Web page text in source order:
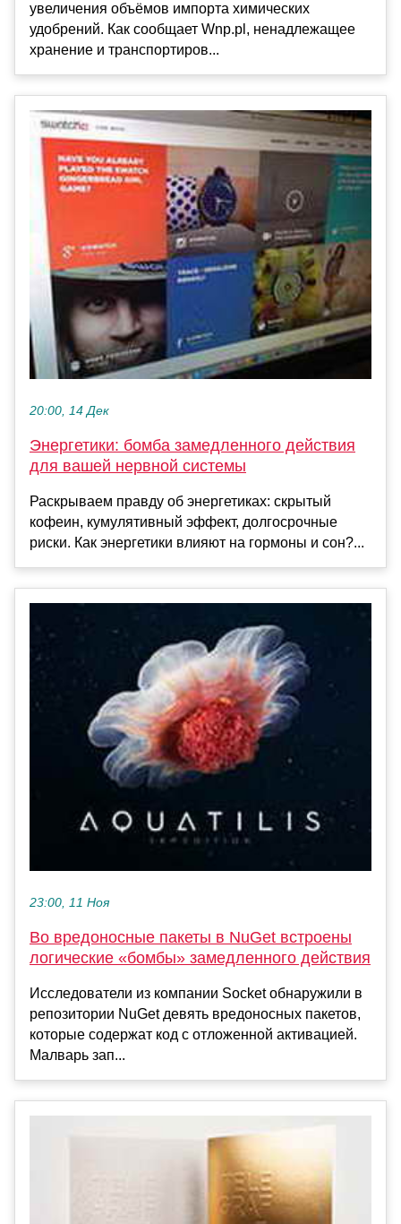
увеличения объёмов импорта химических
удобрений. Как сообщает Wnp.pl, ненадлежащее
хранение и транспортиров...
20:00, 14 Дек
Энергетики: бомба замедленного действия
для вашей нервной системы
Раскрываем правду об энергетиках: скрытый
кофеин, кумулятивный эффект, долгосрочные
риски. Как энергетики влияют на гормоны и сон?...
23:00, 11 Ноя
Во вредоносные пакеты в NuGet встроены
логические «бомбы» замедленного действия
Исследователи из компании Socket обнаружили в
репозитории NuGet девять вредоносных пакетов,
которые содержат код с отложенной активацией.
Малварь зап...